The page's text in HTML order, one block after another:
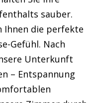
sauber.
die perfekte
Gefühl. Nach
Unterkunft
– Entspannung